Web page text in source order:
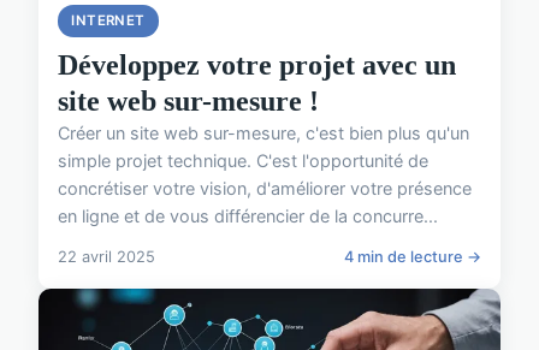
INTERNET
Développez votre projet avec un
site web sur-mesure !
Créer un site web sur-mesure, c'est bien plus qu'un
simple projet technique. C'est l'opportunité de
concrétiser votre vision, d'améliorer votre présence
en ligne et de vous différencier de la concurre...
22 avril 2025 4 min de lecture →